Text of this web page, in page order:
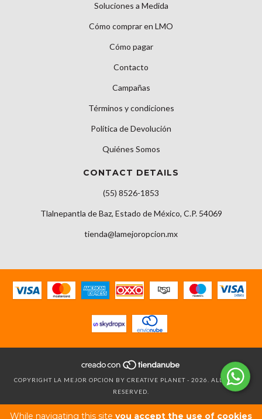
While navigating this site you accept the use of cookies
Soluciones a Medida
Cómo comprar en LMO
Cómo pagar
Contacto
Campañas
Términos y condiciones
Política de Devolución
Quiénes Somos
CONTACT DETAILS
(55) 8526-1853
Tlalnepantla de Baz, Estado de México, C.P. 54069
tienda@lamejoropcion.mx
COPYRIGHT LA MEJOR OPCION BY CREATIVE PLANET - 2026. ALL RIGHTS
RESERVED.